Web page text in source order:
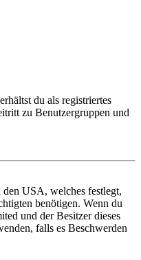
du als registriertes
zu Benutzergruppen und
USA, welches festlegt,
benötigen. Wenn du
und der Besitzer dieses
falls es Beschwerden